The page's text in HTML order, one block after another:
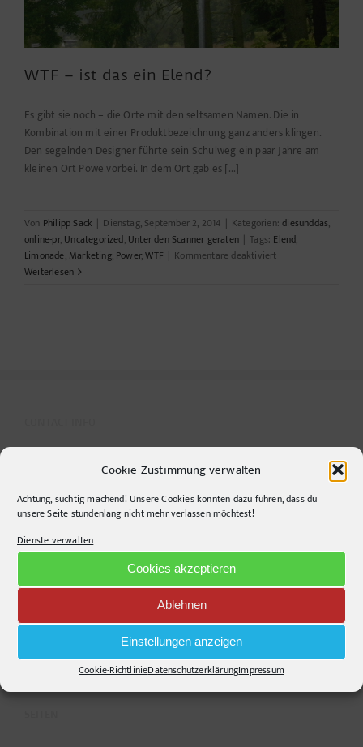
Cookie-Zustimmung verwalten
Achtung, süchtig machend! Unsere Cookies könnten dazu führen, dass du
unsere Seite stundenlang nicht mehr verlassen möchtest!
Dienste verwalten
Cookies akzeptieren
Ablehnen
Einstellungen anzeigen
Cookie-RichtlinieDatenschutzerklärungImpressum
WTF – ist das ein Elend?
Es gibt sie noch – die Orte mit den seltsamen Namen. Die in
Kombination mit einer Produktbezeichnung ganz anders klingen.
Den segelnden Designer führte sein Schulweg ein paar Jahre am
kleinen Ort Powe vorbei. In dem Ort gab es [...]
Von Philipp Sack | Dienstag, September 2, 2014 | Kategorien:diesunddas,
online-pr, Uncategorized, Unter den Scanner geraten | Tags: Elend,
Limonade, Marketing, Power,WTF | Kommentare deaktiviertfür
Weiterlesen
Krefelder Straße 11A
10555Berlin
Telephone:+49306860203
E-Mail:info@pr-ide.de
Opening Hours:
Kontakt und Anfahrt
Mail senden!